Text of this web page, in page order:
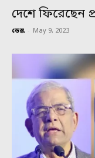
দেশে ফিরেছেন
ডেস্ক - May 9, 2023